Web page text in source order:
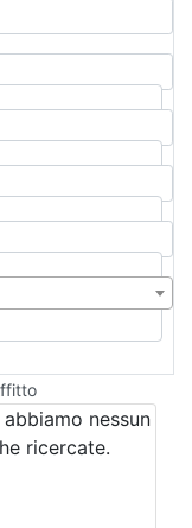
nessun
ricercate.